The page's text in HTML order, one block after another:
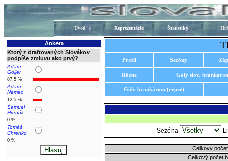
Úvod Reprezentácie Štatistiky
Anketa
Ktorý z draftovaných Slovákov
podpíše zmluvu ako prvý?
Adam
Goljer
87.5 %
Adam
Nemec
12.5 %
Samuel
Hrenák
0 %
Tomáš
Chrenko
0 %
Profil Sezóny
Rôzne Góly slov.
Góly brankárom (repre)
Sezóna
Celkový
Celkový počet